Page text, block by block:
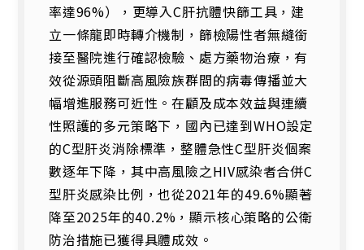
率達96%），更導入C肝抗體快篩工具，建
立一條龍即時轉介機制，篩檢陽性者無縫銜
接至醫院進行確認檢驗、處方藥物治療，有
效從源頭阻斷高風險族群間的病毒傳播並大
幅增進服務可近性。在顧及成本效益與連續
性照護的多元策略下，國內已達到WHO設定
的C型肝炎消除標準，整體急性C型肝炎個案
數逐年下降，其中高風險之HIV感染者合併C
型肝炎感染比例，也從2021年的49.6%顯著
降至2025年的40.2%，顯示核心策略的公衛
防治措施已獲得具體成效。